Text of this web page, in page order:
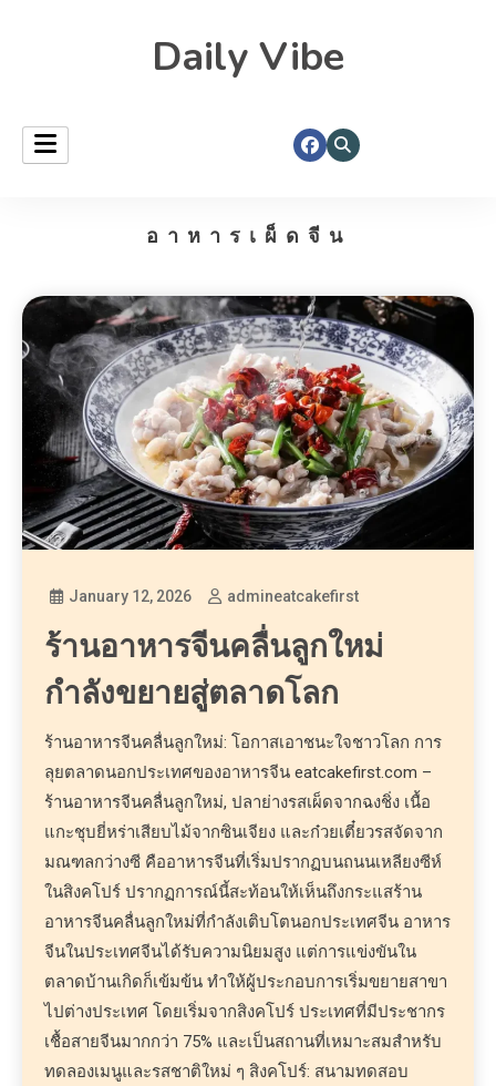
Daily Vibe
อาหารเผ็ดจีน
January 12, 2026 admineatcakefirst
ร้านอาหารจีนคลื่นลูกใหม่
กำลังขยายสู่ตลาดโลก
ร้านอาหารจีนคลื่นลูกใหม่: โอกาสเอาชนะใจชาวโลก การ
ลุยตลาดนอกประเทศของอาหารจีน eatcakefirst.com –
ร้านอาหารจีนคลื่นลูกใหม่, ปลาย่างรสเผ็ดจากฉงชิ่ง เนื้อ
แกะชุบยี่หร่าเสียบไม้จากซินเจียง และก๋วยเตี๋ยวรสจัดจาก
มณฑลกว่างซี คืออาหารจีนที่เริ่มปรากฏบนถนนเหลียงซีห์
ในสิงคโปร์ ปรากฏการณ์นี้สะท้อนให้เห็นถึงกระแสร้าน
อาหารจีนคลื่นลูกใหม่ที่กำลังเติบโตนอกประเทศจีน อาหาร
จีนในประเทศจีนได้รับความนิยมสูง แต่การแข่งขันใน
ตลาดบ้านเกิดก็เข้มข้น ทำให้ผู้ประกอบการเริ่มขยายสาขา
ไปต่างประเทศ โดยเริ่มจากสิงคโปร์ ประเทศที่มีประชากร
เชื้อสายจีนมากกว่า 75% และเป็นสถานที่เหมาะสมสำหรับ
ทดลองเมนูและรสชาติใหม่ ๆ สิงคโปร์: สนามทดสอบ